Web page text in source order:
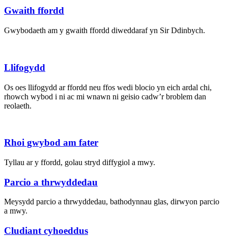
Gwaith ffordd
Gwybodaeth am y gwaith ffordd diweddaraf yn Sir Ddinbych.
Llifogydd
Os oes llifogydd ar ffordd neu ffos wedi blocio yn eich ardal chi,
rhowch wybod i ni ac mi wnawn ni geisio cadw’r broblem dan
reolaeth.
Rhoi gwybod am fater
Tyllau ar y ffordd, golau stryd diffygiol a mwy.
Parcio a thrwyddedau
Meysydd parcio a thrwyddedau, bathodynnau glas, dirwyon parcio
a mwy.
Cludiant cyhoeddus